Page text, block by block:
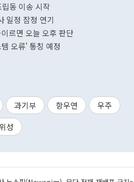
동 이송 시작
일정 잠정 연기
르면 오늘 오후 판단
벨 측정시스템 오류' 통칭 예정
과기부 항우연
우주
성